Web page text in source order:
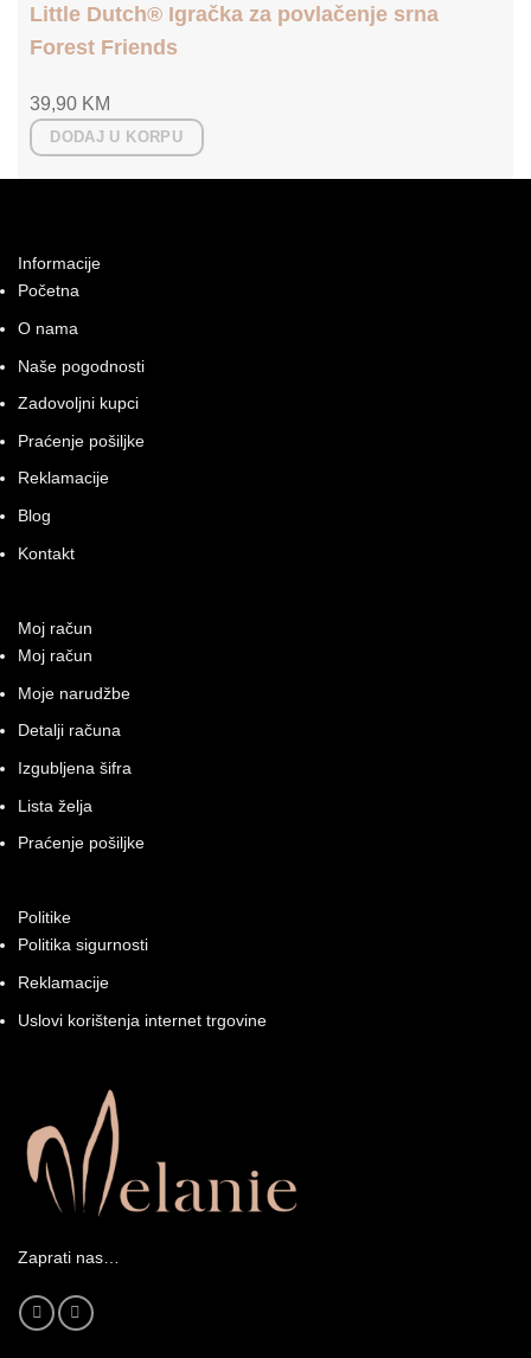
Little Dutch® Igračka za povlačenje srna
Forest Friends
39,90 KM
DODAJ U KORPU
Informacije
Početna
O nama
Naše pogodnosti
Zadovoljni kupci
Praćenje pošiljke
Reklamacije
Blog
Kontakt
Moj račun
Moj račun
Moje narudžbe
Detalji računa
Izgubljena šifra
Lista želja
Praćenje pošiljke
Politike
Politika sigurnosti
Reklamacije
Uslovi korištenja internet trgovine
Zaprati nas…